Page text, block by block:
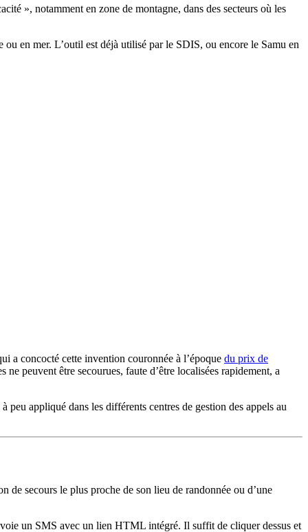
», notamment en zone de montagne, dans des secteurs où les
en mer. L’outil est déjà utilisé par le SDIS, ou encore le Samu en
a concocté cette invention couronnée à l’époque du prix de
peuvent être secourues, faute d’être localisées rapidement, a
appliqué dans les différents centres de gestion des appels au
de secours le plus proche de son lieu de randonnée ou d’une
un SMS avec un lien HTML intégré. Il suffit de cliquer dessus et